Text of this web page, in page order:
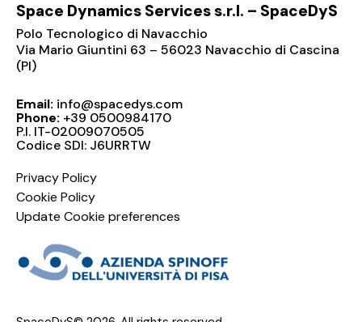
Space Dynamics Services s.r.l. – SpaceDyS
Polo Tecnologico di Navacchio
Via Mario Giuntini 63 – 56023 Navacchio di Cascina
(PI)
Email: info@spacedys.com
Phone: +39 0500984170
P.I. IT-02009070505
Codice SDI: J6URRTW
Privacy Policy
Cookie Policy
Update Cookie preferences